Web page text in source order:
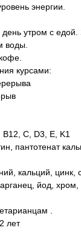
энергии.
утром с едой.
воды.
курсами:
C, D3, E, K1
пантотенат
кальций, цинк,
йод,
.
лет